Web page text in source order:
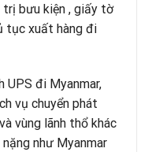
trị bưu kiện , giấy tờ
tục xuất hàng đi
UPS đi Myanmar,
vụ chuyển phát
vùng lãnh thổ khác
như Myanmar